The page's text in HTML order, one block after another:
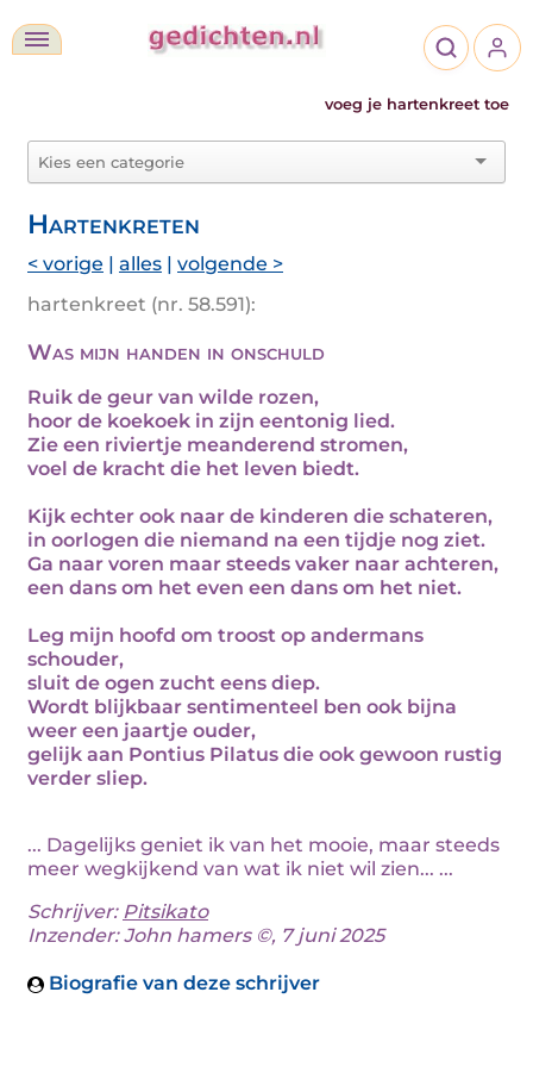
voeg je hartenkreet toe
Hartenkreten
< vorige | alles | volgende >
hartenkreet (nr. 58.591):
Was mijn handen in onschuld
Ruik de geur van wilde rozen,
hoor de koekoek in zijn eentonig lied.
Zie een riviertje meanderend stromen,
voel de kracht die het leven biedt.
Kijk echter ook naar de kinderen die schateren,
in oorlogen die niemand na een tijdje nog ziet.
Ga naar voren maar steeds vaker naar achteren,
een dans om het even een dans om het niet.
Leg mijn hoofd om troost op andermans
schouder,
sluit de ogen zucht eens diep.
Wordt blijkbaar sentimenteel ben ook bijna
weer een jaartje ouder,
gelijk aan Pontius Pilatus die ook gewoon rustig
verder sliep.
... Dagelijks geniet ik van het mooie, maar steeds
meer wegkijkend van wat ik niet wil zien... ...
Schrijver: Pitsikato
Inzender: John hamers ©, 7 juni 2025
Biografie van deze schrijver